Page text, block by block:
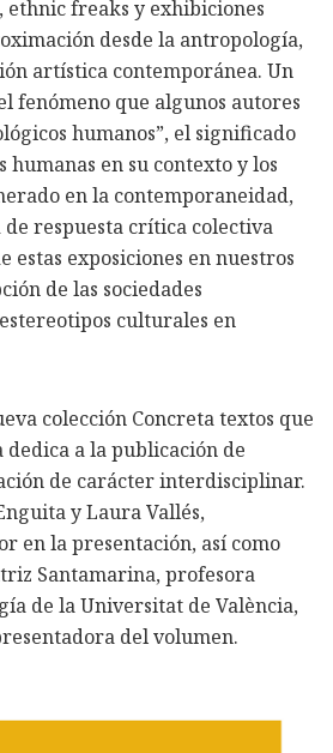
ethnic freaks y exhibiciones
desde la antropología,
artística contemporánea. Un
fenómeno que algunos autores
humanos”, el significado
humanas en su contexto y los
en la contemporaneidad,
respuesta crítica colectiva
estas exposiciones en nuestros
de las sociedades
culturales en
colección Concreta textos que
a la publicación de
de carácter interdisciplinar.
y Laura Vallés,
en la presentación, así como
Santamarina, profesora
de la Universitat de València,
del volumen.